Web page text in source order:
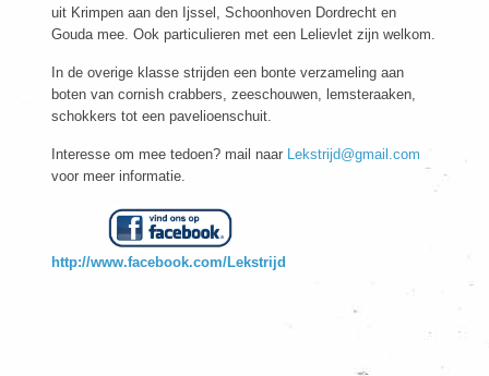
uit Krimpen aan den Ijssel, Schoonhoven Dordrecht en
Gouda mee. Ook particulieren met een Lelievlet zijn welkom.
In de overige klasse strijden een bonte verzameling aan
boten van cornish crabbers, zeeschouwen, lemsteraaken,
schokkers tot een pavelioenschuit.
Interesse om mee tedoen? mail naar Lekstrijd@gmail.com
voor meer informatie.
http://www.facebook.com/Lekstrijd